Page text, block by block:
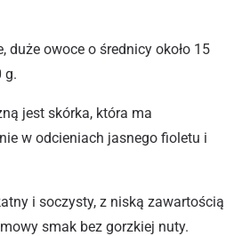
duże owoce o średnicy około 15
g.
jest skórka, która ma
w odcieniach jasnego fioletu i
i soczysty, z niską zawartością
smak bez gorzkiej nuty.